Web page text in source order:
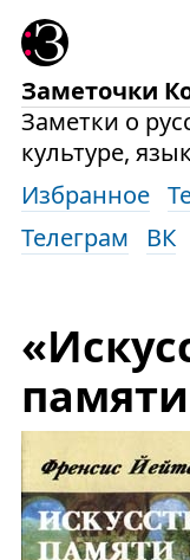
Заметочки
Заметки о
культуре,
Избранное
Телеграм
ВК